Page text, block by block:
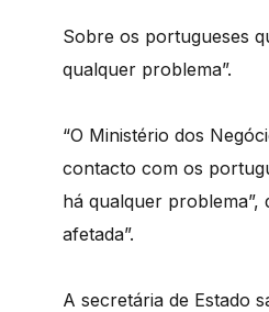
Sobre os portugueses
qualquer problema”.
“O Ministério dos
contacto com os
há qualquer
afetada”.
A secretária de Estado